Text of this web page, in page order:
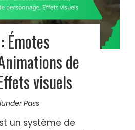
Émotes
de
visuels
Pass
un système de